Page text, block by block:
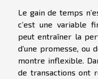
Le gain de temps
c’est une variable
peut entraîner la
d’une promesse, ou
montre inflexible.
de transactions ont